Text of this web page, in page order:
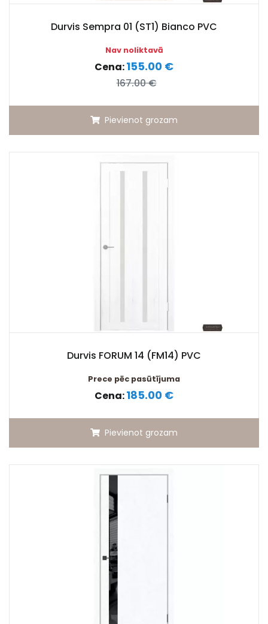
Durvis Sempra 01 (ST1) Bianco PVC
Nav noliktavā
Cena:155.00 €
167.00 €
Pievienot grozam
Durvis FORUM 14 (FM14) PVC
Prece pēc pasūtījuma
Cena:185.00 €
Pievienot grozam